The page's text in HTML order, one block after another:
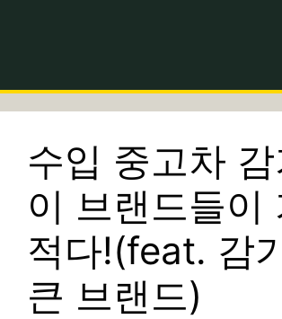
수입 중고차
이 브랜드들이
적다!(feat. 감
큰 브랜드)